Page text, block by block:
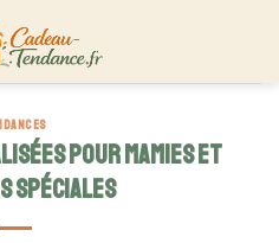
pour mamies et
spéciales